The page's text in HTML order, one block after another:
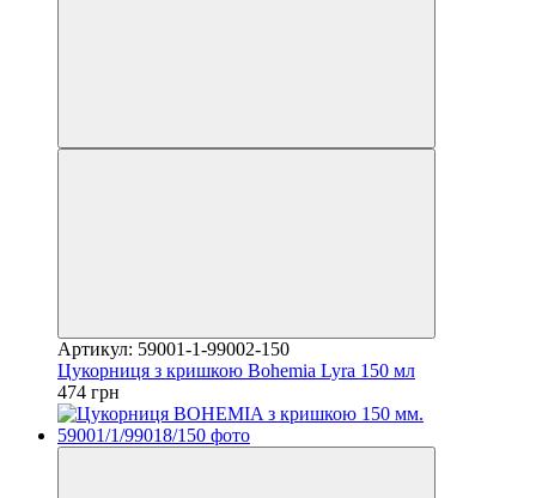
Артикул: 59001-1-99002-150
Цукорниця з кришкою Bohemia Lyra 150 мл
474 грн